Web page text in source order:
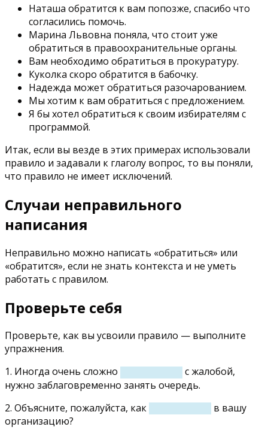
Наташа обратится к вам попозже, спасибо что
согласились помочь.
Марина Львовна поняла, что стоит уже
обратиться в правоохранительные органы.
Вам необходимо обратиться в прокуратуру.
Куколка скоро обратится в бабочку.
Надежда может обратиться разочарованием.
Мы хотим к вам обратиться с предложением.
Я бы хотел обратиться к своим избирателям с
программой.
Итак, если вы везде в этих примерах использовали
правило и задавали к глаголу вопрос, то вы поняли,
что правило не имеет исключений.
Случаи неправильного
написания
Неправильно можно написать «обратиться» или
«обратится», если не знать контекста и не уметь
работать с правилом.
Проверьте себя
Проверьте, как вы усвоили правило — выполните
упражнения.
1. Иногда очень сложно
с жалобой,
нужно заблаговременно занять очередь.
2. Объясните, пожалуйста, как
в вашу
организацию?